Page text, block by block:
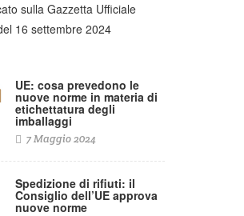
sulla Gazzetta Ufficiale
16 settembre 2024
UE: cosa prevedono le
nuove norme in materia di
etichettatura degli
imballaggi
7 Maggio 2024
Spedizione di rifiuti: il
Consiglio dell’UE approva
nuove norme